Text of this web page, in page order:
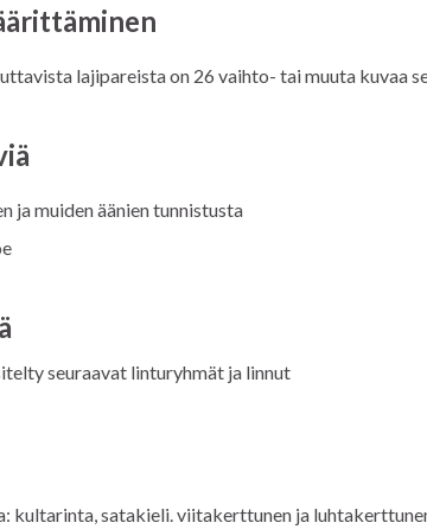
lajipareista on 26 vaihto- tai muuta kuvaa
ja muiden äänien tunnistusta
seuraavat linturyhmät ja linnut
kultarinta, satakieli. viitakerttunen ja